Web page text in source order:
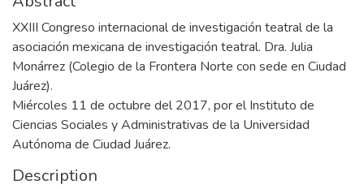
XXIII Congreso internacional de investigación teatral de la
asociación mexicana de investigación teatral. Dra. Julia
Monárrez (Colegio de la Frontera Norte con sede en Ciudad
Juárez).
Miércoles 11 de octubre del 2017, por el Instituto de
Ciencias Sociales y Administrativas de la Universidad
Autónoma de Ciudad Juárez.
Description